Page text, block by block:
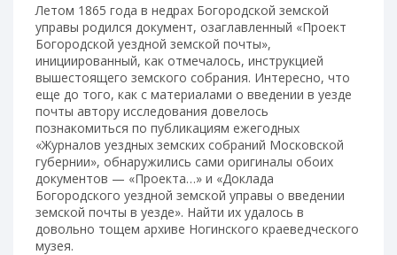
Летом 1865 года в недрах Богородской земской
управы родился документ, озаглавленный «Проект
Богородской уездной земской почты»,
инициированный, как отмечалось, инструкцией
вышестоящего земского собрания. Интересно, что
еще до того, как с материалами о введении в уезде
почты автору исследования довелось
познакомиться по публикациям ежегодных
«Журналов уездных земских собраний Московской
губернии», обнаружились сами оригиналы обоих
документов — «Проекта…» и «Доклада
Богородского уездной земской управы о введении
земской почты в уезде». Найти их удалось в
довольно тощем архиве Ногинского краеведческого
музея.